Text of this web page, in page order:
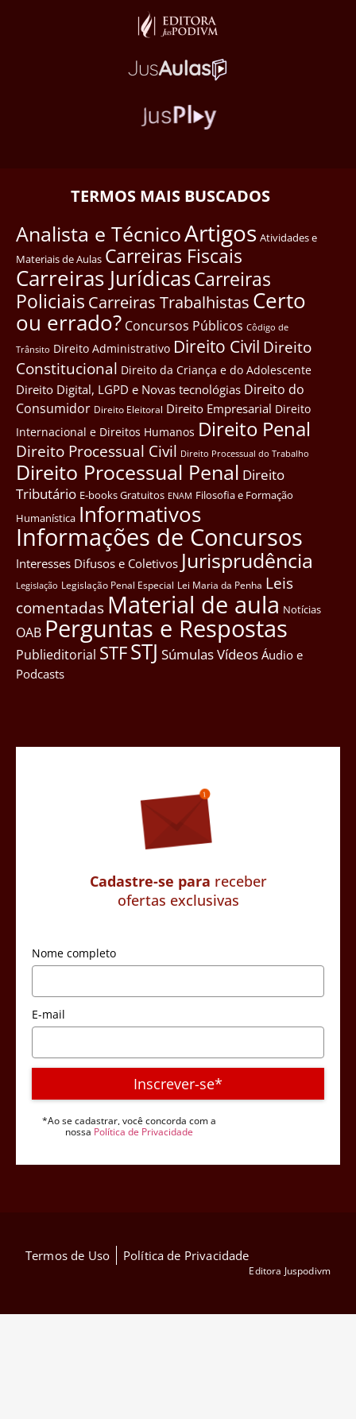
TERMOS MAIS BUSCADOS
Analista e TécnicoArtigos Atividades e
Materiais de Aulas Carreiras Fiscais
Carreiras JurídicasCarreiras
Policiais Carreiras Trabalhistas Certo
ou errado? Concursos Públicos Côdigo de
Trânsito Direito Administrativo Direito Civil Direito
Constitucional Direito da Criança e do Adolescente
Direito Digital, LGPD e Novas tecnológias Direito do
Consumidor Direito Eleitoral Direito Empresarial Direito
Internacional e Direitos Humanos Direito Penal
Direito Processual Civil Direito Processual do Trabalho
Direito Processual Penal Direito
Tributário E-books Gratuitos ENAM Filosofia e Formação
Humanística Informativos
Informações de Concursos
Interesses Difusos e Coletivos Jurisprudência
Legislação Legislação Penal Especial Lei Maria da Penha Leis
comentadas Material de aula Notícias
OAB Perguntas e Respostas
Publieditorial STFSTJ SúmulasVídeos Áudio e
Podcasts
Cadastre-se para receber
ofertas exclusivas
Nome completo
E-mail
Inscrever-se*
*Ao se cadastrar, você concorda com a
nossa Política de Privacidade
Termos de Uso Política de Privacidade
Editora Juspodivm